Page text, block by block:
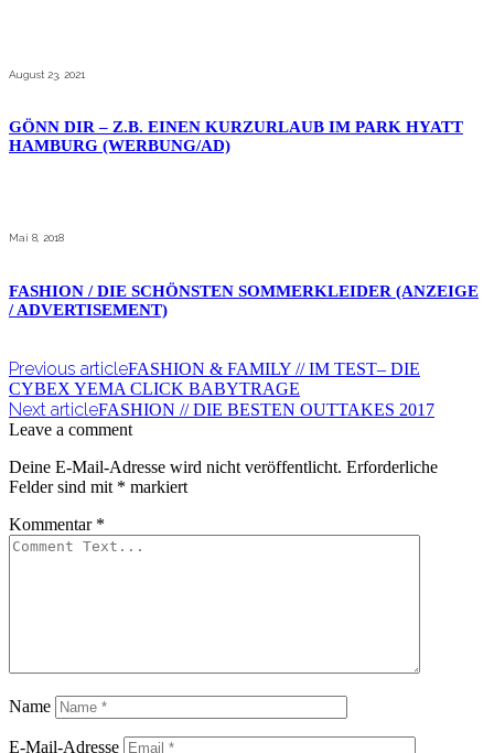
August 23, 2021
GÖNN DIR – Z.B. EINEN KURZURLAUB IM PARK HYATT
HAMBURG (WERBUNG/AD)
Mai 8, 2018
FASHION / DIE SCHÖNSTEN SOMMERKLEIDER (ANZEIGE
/ ADVERTISEMENT)
Previous articleFASHION & FAMILY // IM TEST– DIE
CYBEX YEMA CLICK BABYTRAGE
Next articleFASHION // DIE BESTEN OUTTAKES 2017
Leave a comment
Deine E-Mail-Adresse wird nicht veröffentlicht. Erforderliche
Felder sind mit * markiert
Kommentar *
Name
E-Mail-Adresse